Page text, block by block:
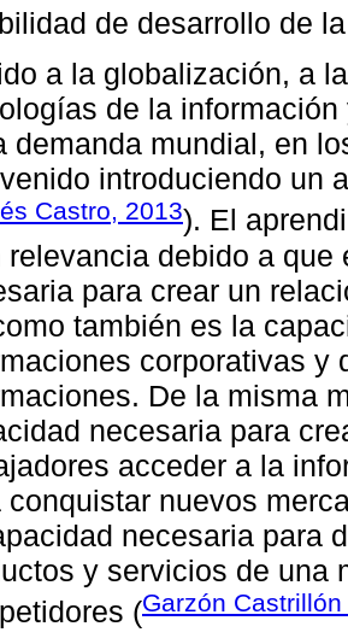
de desarrollo de
a la globalización, a
de la
demanda mundial, en
introduciendo un
Castro, 2013). El
relevancia debido a
para crear un
también es la
corporativas y
De la misma
necesaria para
acceder a la
conquistar nuevos
necesaria para
y servicios de una
(Garzón